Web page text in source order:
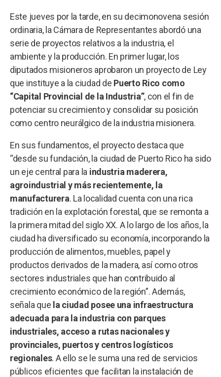
Este jueves por la tarde, en su decimonovena sesión
ordinaria, la Cámara de Representantes abordó una
serie de proyectos relativos a la industria, el
ambiente y la producción. En primer lugar, los
diputados misioneros aprobaron un proyecto de Ley
que instituye a la ciudad de Puerto Rico como
“Capital Provincial de la Industria”, con el fin de
potenciar su crecimiento y consolidar su posición
como centro neurálgico de la industria misionera.
En sus fundamentos, el proyecto destaca que
“desde su fundación, la ciudad de Puerto Rico ha sido
un eje central para la industria maderera,
agroindustrial y más recientemente, la
manufacturera. La localidad cuenta con una rica
tradición en la explotación forestal, que se remonta a
la primera mitad del siglo XX. A lo largo de los años, la
ciudad ha diversificado su economía, incorporando la
producción de alimentos, muebles, papel y
productos derivados de la madera, así como otros
sectores industriales que han contribuido al
crecimiento económico de la región”. Además,
señala que la ciudad posee una infraestructura
adecuada para la industria con parques
industriales, acceso a rutas nacionales y
provinciales, puertos y centros logísticos
regionales. A ello se le suma una red de servicios
públicos eficientes que facilitan la instalación de